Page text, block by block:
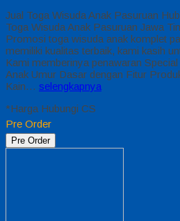
Jual Toga Wisuda Anak Pasuruan
Toga Wisuda Anak Pasuruan Jawa
Promosi toga wisuda anak komplet
memiliki kualitas terbaik, kami kasih
Kami memberinya penawaran
Anak Umur Dasar dengan Fitur
Kain… selengkapnya
*Harga Hubungi CS
Pre Order
Pre Order